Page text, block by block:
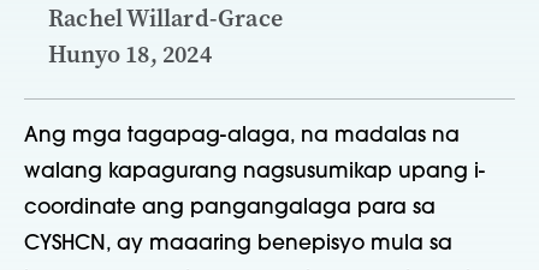
Rachel Willard-Grace
Hunyo 18, 2024
Ang mga tagapag-alaga, na madalas na
walang kapagurang nagsusumikap upang i-
coordinate ang pangangalaga para sa
CYSHCN, ay maaaring benepisyo mula sa